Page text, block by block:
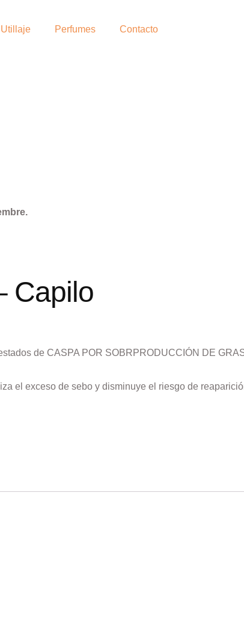
Utillaje Perfumes Contacto
Capilo
de CASPA POR SOBRPRODUCCIÓN DE
el exceso de sebo y disminuye el riesgo de